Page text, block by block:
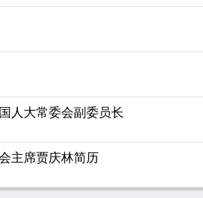
人大常委会副委员长
主席贾庆林简历